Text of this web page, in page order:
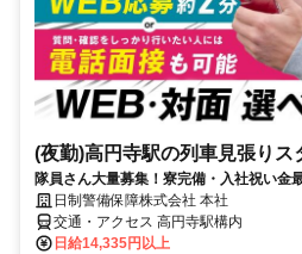
(夜勤)高円寺駅の列車見張りス
隊員さん大量募集！寮完備・入社祝い金
日制警備保障株式会社 本社
交通・アクセス 高円寺駅構内
日給14,335円以上